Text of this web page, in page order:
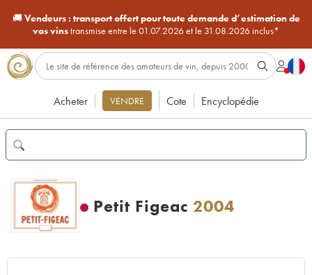
🚚Vendeurs : transport offert pour toute demande d’estimation de
vos vinstransmise entre le 01.07.2026 et le 31.08.2026 inclus*
Acheter VENDRE Cote Encyclopédie
Petit Figeac 2004